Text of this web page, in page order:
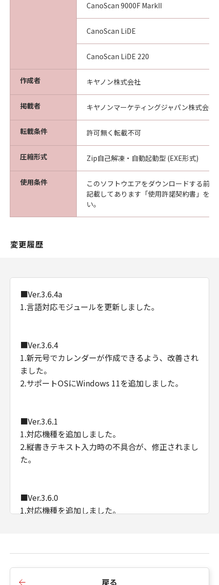
CanoScan 9000F MarkII
CanoScan LiDE
CanoScan LiDE 220
作成者 キヤノン株式会社
掲載者 キヤノンマーケティングジャパン株式会社
転載条件 許可無く転載不可
圧縮形式 Zip自己解凍・自動起動型 (EXE形式)
使用条件
このソフトウエアをダウンロードする前
記載してあります「使用許諾契約書」を
い。
変更履歴
■Ver.3.6.4a
1.言語対応モジュールを更新しました。
■Ver.3.6.4
1.新元号でカレンダーが作成できるよう、改善され
ました。
2.サポートOSにWindows 11を追加しました。
■Ver.3.6.1
1.対応機種を追加しました。
2.縦書きテキスト入力時の不具合が、修正されまし
た。
■Ver.3.6.0
1.対応機種を追加しました。
戻る